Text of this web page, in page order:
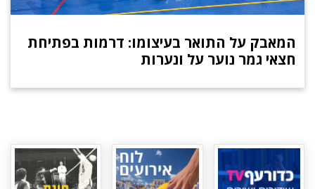
המאבק על התואר בעיצומו: דרמות בפתיחת
חצאי גמר נוער על ונערות